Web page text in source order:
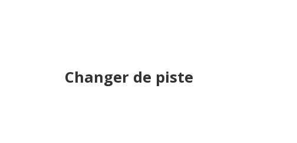
Changer de piste